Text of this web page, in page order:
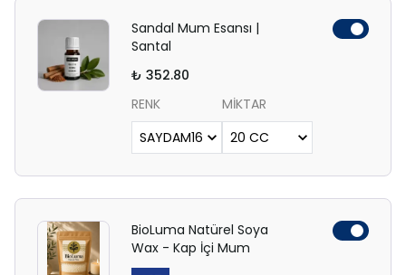
Sandal Mum Esansı |
Santal
₺ 352.80
RENK
MİKTAR
BioLuma Natürel Soya
Wax - Kap İçi Mum